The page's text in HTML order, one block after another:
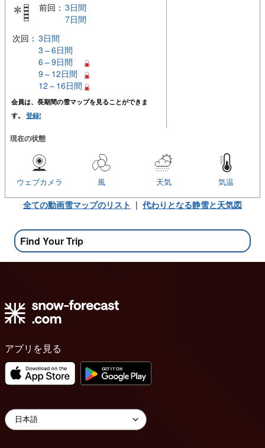
前回： 3日間
7日間
次回： 3日間
3 – 6日間
6 – 9日間
9 – 12日間
12 – 16日間
会員は、長期間の雪マップを見ることができま
す。 登録!
現在の状態
気温
天気
風
ウェブカメラ
全ての動画雪マップのリスト | 代わりとなる静雪と天気図
Find Your Trip
アプリを見る